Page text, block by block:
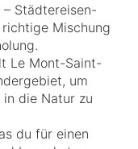
Städtereisen-
Mischung
Le Mont-Saint-
um
die Natur zu
du für einen